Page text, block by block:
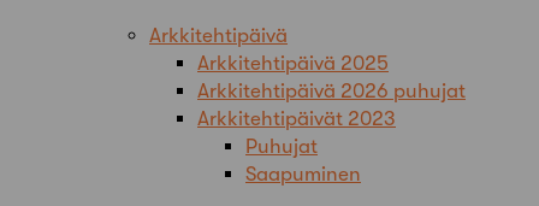
Arkkitehtipäivä
Arkkitehtipäivä 2025
Arkkitehtipäivä 2026 puhujat
Arkkitehtipäivät 2023
Puhujat
Saapuminen